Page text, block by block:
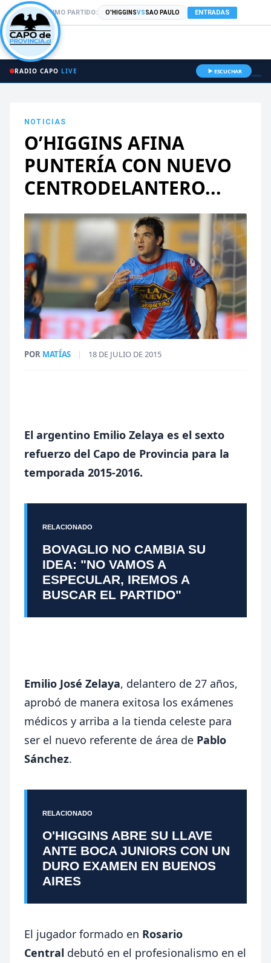
PRÓXIMO PARTIDO: O'HIGGINSVSSAO PAULO ENTRADAS
RADIO CAPO LIVE ESCUCHAR
NOTICIAS
O’HIGGINS AFINA
PUNTERÍA CON NUEVO
CENTRODELANTERO...
POR MATÍAS | 18 DE JULIO DE 2015
El argentino Emilio Zelaya es el sexto
refuerzo del Capo de Provincia para la
temporada 2015-2016.
RELACIONADO
BOVAGLIO NO CAMBIA SU
IDEA: "NO VAMOS A
ESPECULAR, IREMOS A
BUSCAR EL PARTIDO"
Emilio José Zelaya, delantero de 27 años,
aprobó de manera exitosa los exámenes
médicos y arriba a la tienda celeste para
ser el nuevo referente de área de Pablo
Sánchez.
RELACIONADO
O'HIGGINS ABRE SU LLAVE
ANTE BOCA JUNIORS CON UN
DURO EXAMEN EN BUENOS
AIRES
El jugador formado en Rosario
Central debutó en el profesionalismo en el